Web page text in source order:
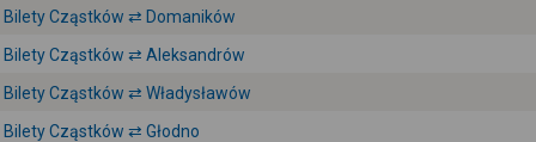
Bilety Cząstków ⇄ Domaników
Bilety Cząstków ⇄ Aleksandrów
Bilety Cząstków ⇄ Władysławów
Bilety Cząstków ⇄ Głodno